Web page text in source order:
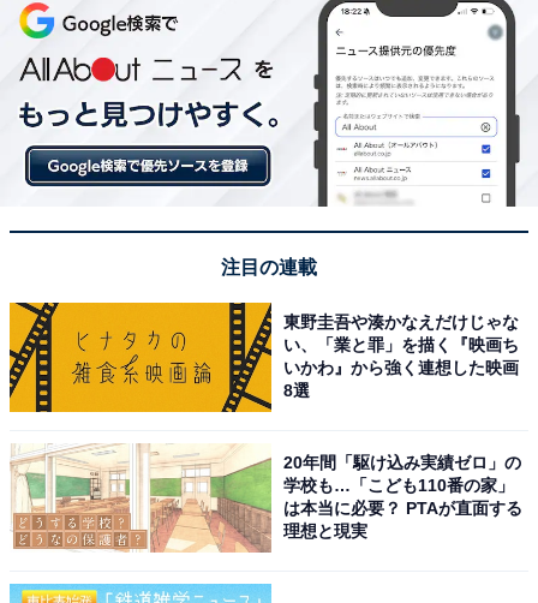
今作は田中さん演じる「はるたん」こと春田と、林遣都
さん演じる牧の新婚生活が描かれていますが、吉田鋼太
郎さん演じる元上司・武蔵の出現により波乱の展開に。
5年の月日により変わった関係性や、3人の恋の行方にも
注目です。
この記事の筆者：くま なかこ プロフィール
集・執筆・校閲・SNS運用担当として月間50本以上のコ
ンテンツ制作に携わっています。得意なジャンルはライ
フスタイル・金融・育児・エンタメ関連。
次ページ
10位までの全ランキング結果を見
る
注目の連載
東野圭吾や湊かなえだけじゃな
い、「業と罪」を描く『映画ち
いかわ』から強く連想した映画
8選
20年間「駆け込み実績ゼロ」の
学校も…「こども110番の家」
は本当に必要？ PTAが直面する
理想と現実